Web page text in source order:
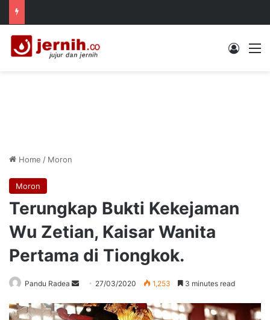
Log In
Home / Moron
Moron
Terungkap Bukti Kekejaman
Wu Zetian, Kaisar Wanita
Pertama di Tiongkok.
Pandu Radea
Send
email
27/03/2020 1,253 3 minutes read